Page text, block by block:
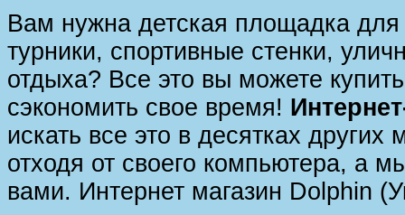
Вам нужна детская площадка
турники, спортивные стенки,
отдыха? Все это вы можете
сэкономить свое время!
искать все это в десятках
отходя от своего компьютера, а
вами. Интернет магазин Dolphin